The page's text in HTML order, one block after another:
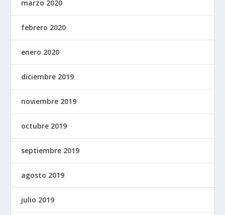
marzo 2020
febrero 2020
enero 2020
diciembre 2019
noviembre 2019
octubre 2019
septiembre 2019
agosto 2019
julio 2019